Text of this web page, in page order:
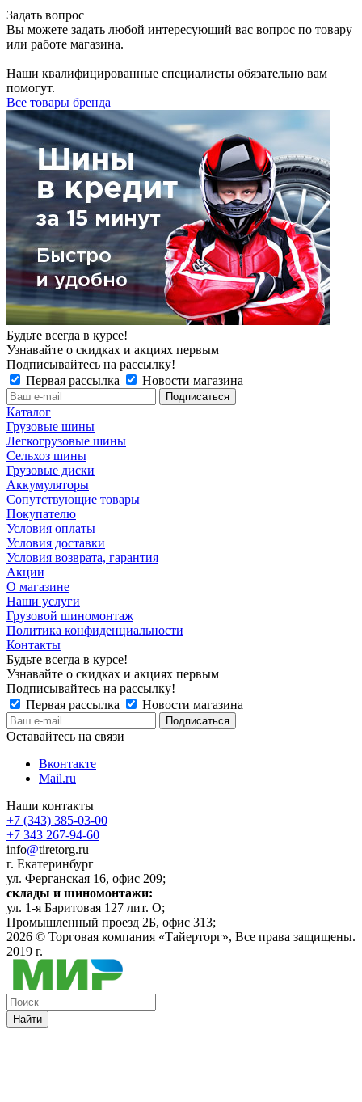
Задать вопрос
Вы можете задать любой интересующий вас вопрос по товару
или работе магазина.
Наши квалифицированные специалисты обязательно вам
помогут.
Все товары бренда
Будьте всегда в курсе!
Узнавайте о скидках и акциях первым
Подписывайтесь на рассылку!
Первая рассылка
Новости магазина
Каталог
Грузовые шины
Легкогрузовые шины
Сельхоз шины
Грузовые диски
Аккумуляторы
Сопутствующие товары
Покупателю
Условия оплаты
Условия доставки
Условия возврата, гарантия
Акции
О магазине
Наши услуги
Грузовой шиномонтаж
Политика конфиденциальности
Контакты
Будьте всегда в курсе!
Узнавайте о скидках и акциях первым
Подписывайтесь на рассылку!
Первая рассылка
Новости магазина
Оставайтесь на связи
Вконтакте
Mail.ru
Наши контакты
+7 (343) 385-03-00
+7 343 267-94-60
info@tiretorg.ru
г. Екатеринбург
ул. Ферганская 16, офис 209;
склады и шиномонтажи:
ул. 1-я Баритовая 127 лит. О;
Промышленный проезд 2Б, офис 313;
2026 © Торговая компания «Тайерторг», Все права защищены.
2019 г.
Найти